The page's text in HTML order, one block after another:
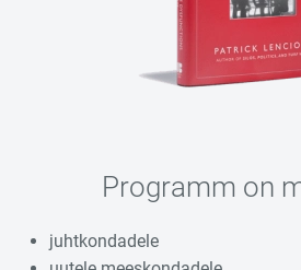
Programm on
juhtkondadele